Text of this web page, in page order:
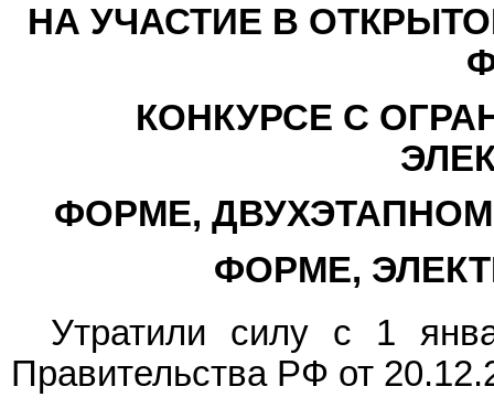
НА УЧАСТИЕ В
КОНКУРСЕ С
ФОРМЕ,
ФОРМЕ,
Утратили силу с 1
Правительства РФ от